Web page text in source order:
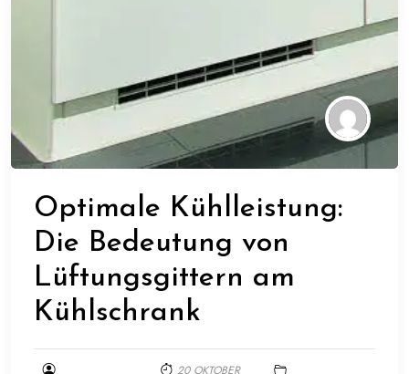
Optimale Kühlleistung:
Die Bedeutung von
Lüftungsgittern am
Kühlschrank